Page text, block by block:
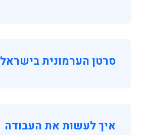
סרטן הערמונית בישראל
איך לעשות את העבודה